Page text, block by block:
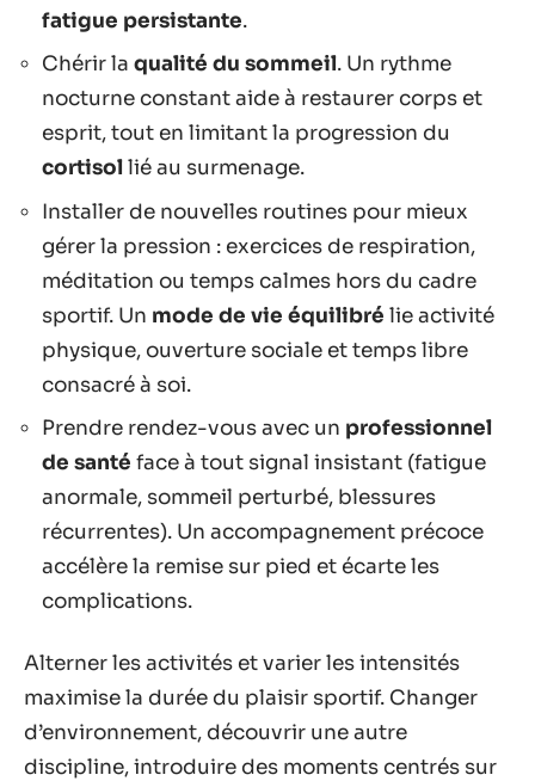
fatigue persistante.
Chérir la qualité du sommeil. Un rythme
nocturne constant aide à restaurer corps et
esprit, tout en limitant la progression du
cortisollié au surmenage.
Installer de nouvelles routines pour mieux
gérer la pression : exercices de respiration,
méditation ou temps calmes hors du cadre
sportif. Un mode de vie équilibré lie activité
physique, ouverture sociale et temps libre
consacré à soi.
Prendre rendez-vous avec un professionnel
de santé face à tout signal insistant (fatigue
anormale, sommeil perturbé, blessures
récurrentes). Un accompagnement précoce
accélère la remise sur pied et écarte les
complications.
Alterner les activités et varier les intensités
maximise la durée du plaisir sportif. Changer
d’environnement, découvrir une autre
discipline, introduire des moments centrés sur